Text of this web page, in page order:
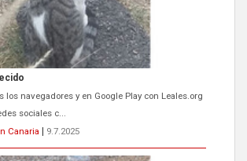
hembra de 4 años,esterilizada con marca de
pero miedosa,e...
Canaria
9.7.2025